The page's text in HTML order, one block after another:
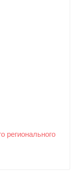
регионального